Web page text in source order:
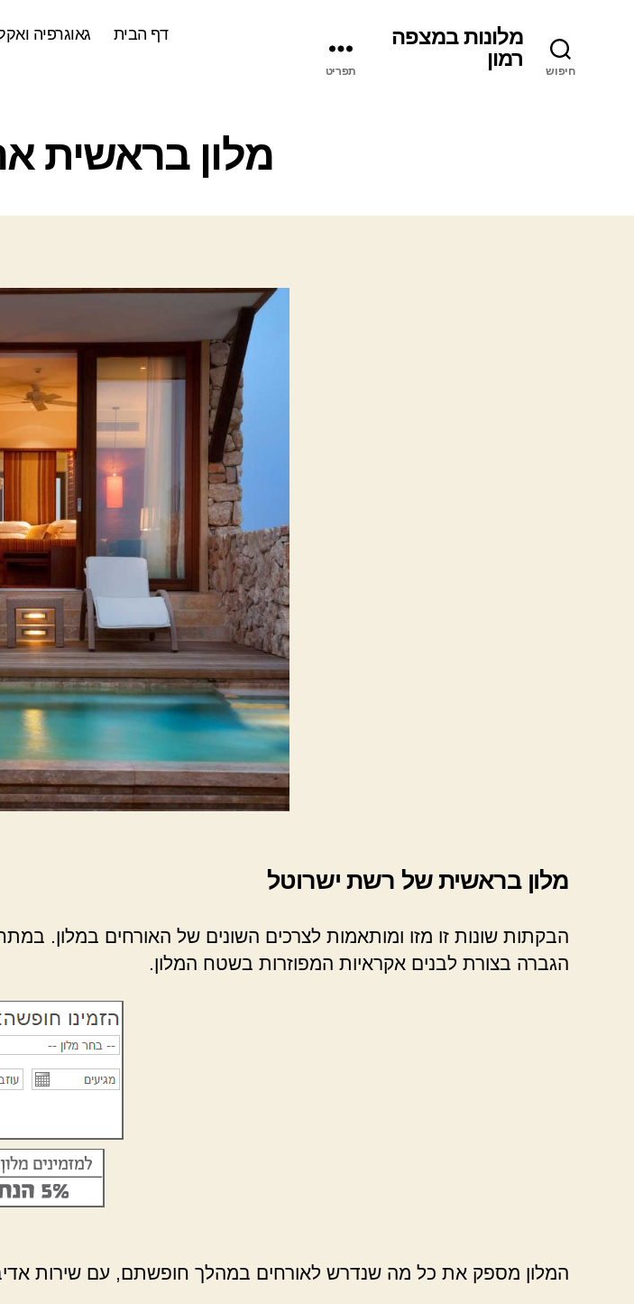
חיפוש
מלונות במצפה
רמון
תפריט
דף הבית גאוגרפיה
ק
ט
ר
מלון בראשית
מלון בראשית של רשת ישרוטל
הבקתות שונות זו מזו ומותאמות לצרכים השונים של האורחים במלון.
הגברה בצורת לבנים אקראיות המפוזרות בשטח המלון.
המלון מספק את כל מה שנדרש לאורחים במהלך חופשתם, עם שירות אדיב